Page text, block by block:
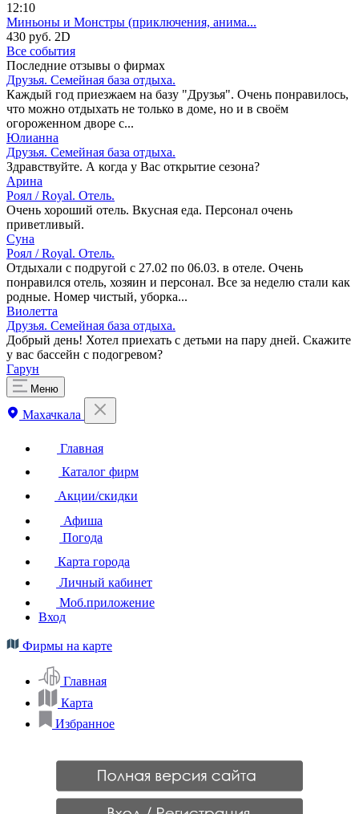
12:10
Миньоны и Монстры (приключения, анима...
430 руб. 2D
Все события
Последние отзывы о фирмах
Друзья. Семейная база отдыха.
Каждый год приезжаем на базу "Друзья". Очень понравилось,
что можно отдыхать не только в доме, но и в своём
огороженном дворе с...
Юлианна
Друзья. Семейная база отдыха.
Здравствуйте. А когда у Вас открытие сезона?
Арина
Роял / Royal. Отель.
Очень хороший отель. Вкусная еда. Персонал очень
приветливый.
Суна
Роял / Royal. Отель.
Отдыхали с подругой с 27.02 по 06.03. в отеле. Очень
понравился отель, хозяин и персонал. Все за неделю стали как
родные. Номер чистый, уборка...
Виолетта
Друзья. Семейная база отдыха.
Добрый день! Хотел приехать с детьми на пару дней. Скажите
у вас бассейн с подогревом?
Гарун
Меню
Махачкала
Главная
Каталог фирм
Акции/скидки
Афиша
Погода
Карта города
Личный кабинет
Моб.приложение
Вход
Фирмы на карте
Главная
Карта
Избранное